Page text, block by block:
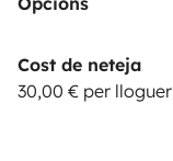
Cost de neteja
30,00 € per lloguer